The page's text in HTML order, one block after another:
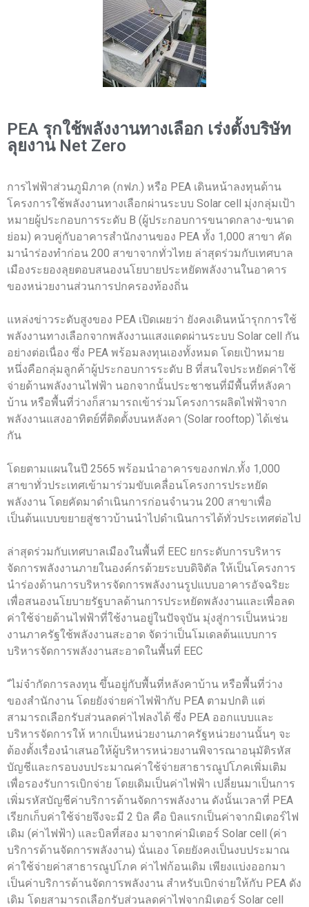
PEA รุกใช้พลังงานทางเลือก เร่งตั้งบริษัท
ลุยงาน Net Zero
การไฟฟ้าส่วนภูมิภาค (กฟภ.) หรือ PEA เดินหน้าลงทุนด้าน
โครงการใช้พลังงานทางเลือกผ่านระบบ Solar cell มุ่งกลุ่มเป้า
หมายผู้ประกอบการระดับ B (ผู้ประกอบการขนาดกลาง-ขนาด
ย่อม) ควบคู่กับอาคารสำนักงานของ PEA ทั้ง 1,000 สาขา คัด
มานำร่องทำก่อน 200 สาขาจากทั่วไทย ล่าสุดร่วมกับเทศบาล
เมืองระยองลุยตอบสนองนโยบายประหยัดพลังงานในอาคาร
ของหน่วยงานส่วนการปกครองท้องถิ่น
แหล่งข่าวระดับสูงของ PEA เปิดเผยว่า ยังคงเดินหน้ารุกการใช้
พลังงานทางเลือกจากพลังงานแสงแดดผ่านระบบ Solar cell กัน
อย่างต่อเนื่อง ซึ่ง PEA พร้อมลงทุนเองทั้งหมด โดยเป้าหมาย
หนึ่งคือกลุ่มลูกค้าผู้ประกอบการระดับ B ที่สนใจประหยัดค่าใช้
จ่ายด้านพลังงานไฟฟ้า นอกจากนั้นประชาชนที่มีพื้นที่หลังคา
บ้าน หรือพื้นที่ว่างก็สามารถเข้าร่วมโครงการผลิตไฟฟ้าจาก
พลังงานแสงอาทิตย์ที่ติดตั้งบนหลังคา (Solar rooftop) ได้เช่น
กัน
โดยตามแผนในปี 2565 พร้อมนำอาคารของกฟภ.ทั้ง 1,000
สาขาทั่วประเทศเข้ามาร่วมขับเคลื่อนโครงการประหยัด
พลังงาน โดยคัดมาดำเนินการก่อนจำนวน 200 สาขาเพื่อ
เป็นต้นแบบขยายสู่ชาวบ้านนำไปดำเนินการได้ทั่วประเทศต่อไป
ล่าสุดร่วมกับเทศบาลเมืองในพื้นที่ EEC ยกระดับการบริหาร
จัดการพลังงานภายในองค์กรด้วยระบบดิจิตัล ให้เป็นโครงการ
นำร่องด้านการบริหารจัดการพลังงานรูปแบบอาคารอัจฉริยะ
เพื่อสนองนโยบายรัฐบาลด้านการประหยัดพลังงานและเพื่อลด
ค่าใช้จ่ายด้านไฟฟ้าที่ใช้งานอยู่ในปัจจุบัน มุ่งสู่การเป็นหน่วย
งานภาครัฐใช้พลังงานสะอาด จัดว่าเป็นโมเดลต้นแบบการ
บริหารจัดการพลังงานสะอาดในพื้นที่ EEC
“ไม่จำกัดการลงทุน ขึ้นอยู่กับพื้นที่หลังคาบ้าน หรือพื้นที่ว่าง
ของสำนักงาน โดยยังจ่ายค่าไฟฟ้ากับ PEA ตามปกติ แต่
สามารถเลือกรับส่วนลดค่าไฟลงได้ ซึ่ง PEA ออกแบบและ
บริหารจัดการให้ หากเป็นหน่วยงานภาครัฐหน่วยงานนั้นๆ จะ
ต้องตั้งเรื่องนำเสนอให้ผู้บริหารหน่วยงานพิจารณาอนุมัติรหัส
บัญชีและกรอบงบประมาณค่าใช้จ่ายสาธารณูปโภคเพิ่มเติม
เพื่อรองรับการเบิกจ่าย โดยเดิมเป็นค่าไฟฟ้า เปลี่ยนมาเป็นการ
เพิ่มรหัสบัญชีค่าบริการด้านจัดการพลังงาน ดังนั้นเวลาที่ PEA
เรียกเก็บค่าใช้จ่ายจึงจะมี 2 บิล คือ บิลแรกเป็นค่าจากมิเตอร์ไฟ
เดิม (ค่าไฟฟ้า) และบิลที่สอง มาจากค่ามิเตอร์ Solar cell (ค่า
บริการด้านจัดการพลังงาน) นั่นเอง โดยยังคงเป็นงบประมาณ
ค่าใช้จ่ายค่าสาธารณูปโภค ค่าไฟก้อนเดิม เพียงแบ่งออกมา
เป็นค่าบริการด้านจัดการพลังงาน สำหรับเบิกจ่ายให้กับ PEA ดัง
เดิม โดยสามารถเลือกรับส่วนลดค่าไฟจากมิเตอร์ Solar cell